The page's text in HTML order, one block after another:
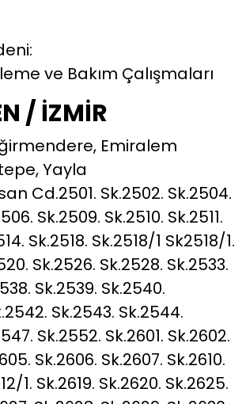
ve Bakım Çalışmaları
/ İZMİR
Emiralem
Yayla
Cd.2501. Sk.2502. Sk.2504.
Sk.2509. Sk.2510. Sk.2511.
Sk.2518. Sk.2518/1 Sk2518/1.
Sk.2526. Sk.2528. Sk.2533.
Sk.2539. Sk.2540.
Sk.2543. Sk.2544.
Sk.2552. Sk.2601. Sk.2602.
Sk.2606. Sk.2607. Sk.2610.
1. Sk.2619. Sk.2620. Sk.2625.